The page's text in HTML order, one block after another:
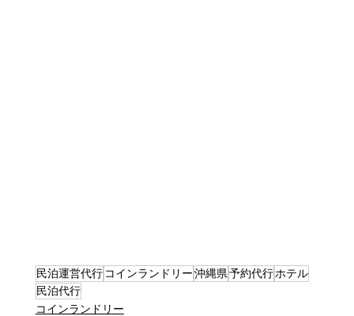
民泊運営代行 コインランドリー沖縄県予約代行 ホテル
民泊代行
コインランドリー